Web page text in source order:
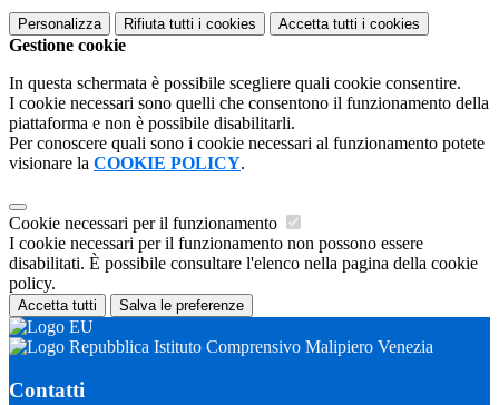
Personalizza Rifiuta tutti i cookies Accetta tutti i cookies
Gestione cookie
In questa schermata è possibile scegliere quali cookie consentire.
I cookie necessari sono quelli che consentono il funzionamento della
piattaforma e non è possibile disabilitarli.
Per conoscere quali sono i cookie necessari al funzionamento potete
visionare la COOKIE POLICY.
Cookie necessari per il funzionamento
I cookie necessari per il funzionamento non possono essere
disabilitati. È possibile consultare l'elenco nella pagina della cookie
policy.
Accetta tutti Salva le preferenze
Istituto Comprensivo Malipiero Venezia
Contatti